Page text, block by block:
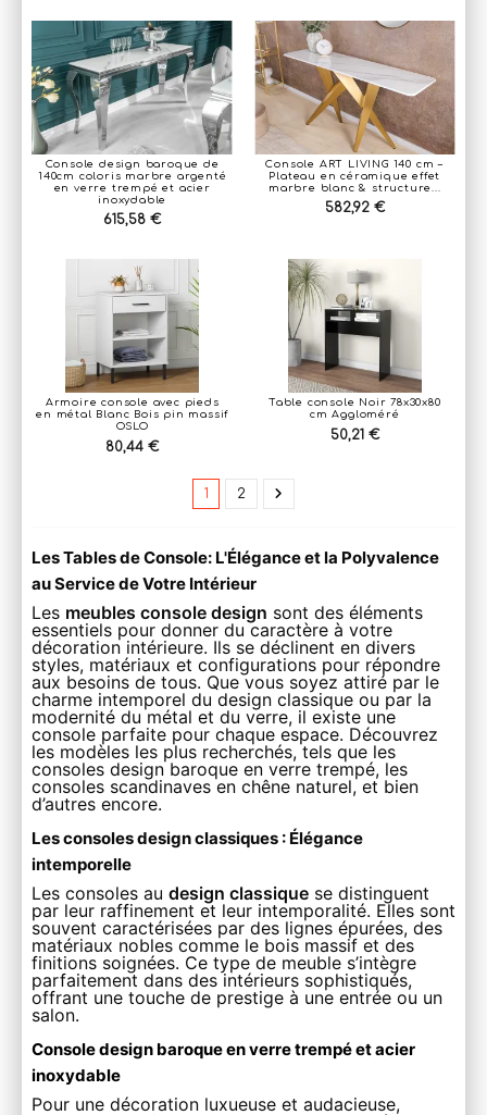
Console design baroque de
140cm coloris marbre argenté
en verre trempé et acier
inoxydable
615,58 €
Console ART LIVING 140 cm –
Plateau en céramique effet
marbre blanc & structure...
582,92 €
Armoire console avec pieds
en métal Blanc Bois pin massif
OSLO
80,44 €
Table console Noir 78x30x80
cm Aggloméré
50,21 €
1 2
Les Tables de Console: L'Élégance et la Polyvalence
au Service de Votre Intérieur
Les meubles console design sont des éléments
essentiels pour donner du caractère à votre
décoration intérieure. Ils se déclinent en divers
styles, matériaux et configurations pour répondre
aux besoins de tous. Que vous soyez attiré par le
charme intemporel du design classique ou par la
modernité du métal et du verre, il existe une
console parfaite pour chaque espace. Découvrez
les modèles les plus recherchés, tels que les
consoles design baroque en verre trempé, les
consoles scandinaves en chêne naturel, et bien
d’autres encore.
Les consoles design classiques : Élégance
intemporelle
Les consoles au design classique se distinguent
par leur raffinement et leur intemporalité. Elles sont
souvent caractérisées par des lignes épurées, des
matériaux nobles comme le bois massif et des
finitions soignées. Ce type de meuble s’intègre
parfaitement dans des intérieurs sophistiqués,
offrant une touche de prestige à une entrée ou un
salon.
Console design baroque en verre trempé et acier
inoxydable
Pour une décoration luxueuse et audacieuse,